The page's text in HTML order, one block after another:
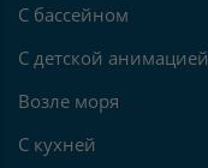
С бассейном
С детской анимацией
Возле моря
С кухней